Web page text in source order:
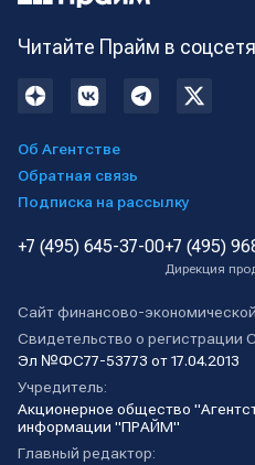
Читайте Прайм в
Об Агентстве
Обратная связь
Подписка на рассылку
+7 (495) 645-37-00+7 (495)
Дирекция
Сайт финансово-
Свидетельство о регистрации
Эл №ФС77-53773 от 17.04.2013
Учредитель:
Акционерное общество
информации "ПРАЙМ"
Главный редактор: